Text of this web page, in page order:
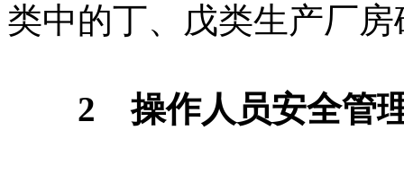
类中的丁、戊类生产厂
2 操作人员安全管